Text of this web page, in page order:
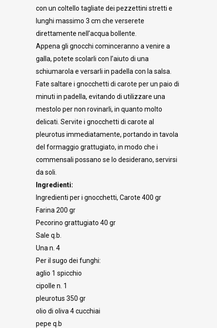
con un coltello tagliate dei pezzettini stretti e
lunghi massimo 3 cm che verserete
direttamente nell’acqua bollente.
Appena gli gnocchi cominceranno a venire a
galla, potete scolarli con l’aiuto di una
schiumarola e versarli in padella con la salsa.
Fate saltare i gnocchetti di carote per un paio di
minuti in padella, evitando di utilizzare una
mestolo per non rovinarli, in quanto molto
delicati. Servite i gnocchetti di carote al
pleurotus immediatamente, portando in tavola
del formaggio grattugiato, in modo che i
commensali possano se lo desiderano, servirsi
da soli.
Ingredienti:
Ingredienti per i gnocchetti, Carote 400 gr
Farina 200 gr
Pecorino grattugiato 40 gr
Sale q.b.
Una n. 4
Per il sugo dei funghi:
aglio 1 spicchio
cipolle n. 1
pleurotus 350 gr
olio di oliva 4 cucchiai
pepe q.b